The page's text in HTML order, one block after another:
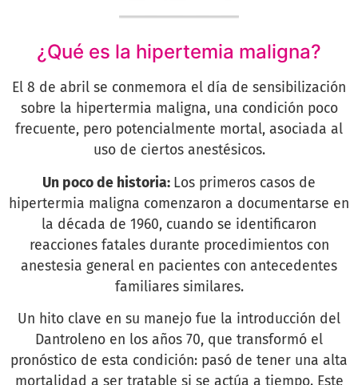
¿Qué es la hipertemia maligna?
El 8 de abril se conmemora el día de sensibilización
sobre la hipertermia maligna, una condición poco
frecuente, pero potencialmente mortal, asociada al
uso de ciertos anestésicos.
Un poco de historia: Los primeros casos de
hipertermia maligna comenzaron a documentarse en
la década de 1960, cuando se identificaron
reacciones fatales durante procedimientos con
anestesia general en pacientes con antecedentes
familiares similares.
Un hito clave en su manejo fue la introducción del
Dantroleno en los años 70, que transformó el
pronóstico de esta condición: pasó de tener una alta
mortalidad a ser tratable si se actúa a tiempo. Este